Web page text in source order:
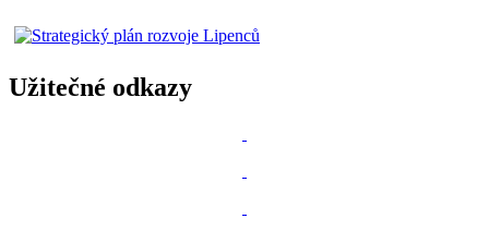
Užitečné odkazy